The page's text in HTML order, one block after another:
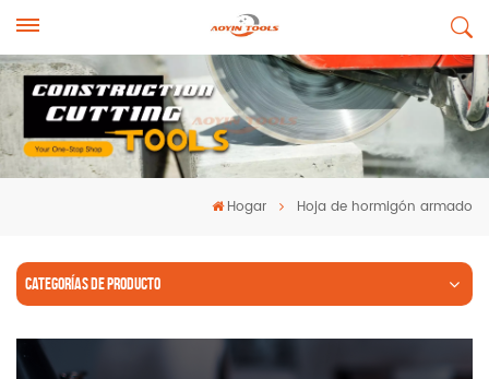
Hogar Hoja de hormigón armado
CATEGORÍAS DE PRODUCTO